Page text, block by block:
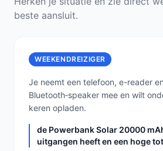
beste aansluit.
WEEKENDREIZIGER
Je neemt een telefoon, e-reader en
Bluetooth‑speaker mee en wilt
keren opladen.
de Powerbank Solar 20000
uitgangen heeft en een hoge